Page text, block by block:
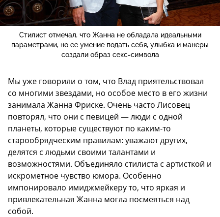
Стилист отмечал, что Жанна не обладала идеальными
параметрами, но ее умение подать себя, улыбка и манеры
создали образ секс-символа
Мы уже говорили о том, что Влад приятельствовал
со многими звездами, но особое место в его жизни
занимала Жанна Фриске. Очень часто Лисовец
повторял, что они с певицей — люди с одной
планеты, которые существуют по каким-то
старообрядческим правилам: уважают других,
делятся с людьми своими талантами и
возможностями. Объединяло стилиста с артисткой и
искрометное чувство юмора. Особенно
импонировало имиджмейкеру то, что яркая и
привлекательная Жанна могла посмеяться над
собой.